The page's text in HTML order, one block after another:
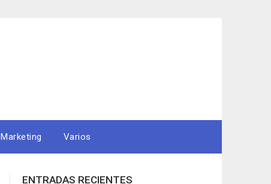
Marketing Varios
ENTRADAS RECIENTES